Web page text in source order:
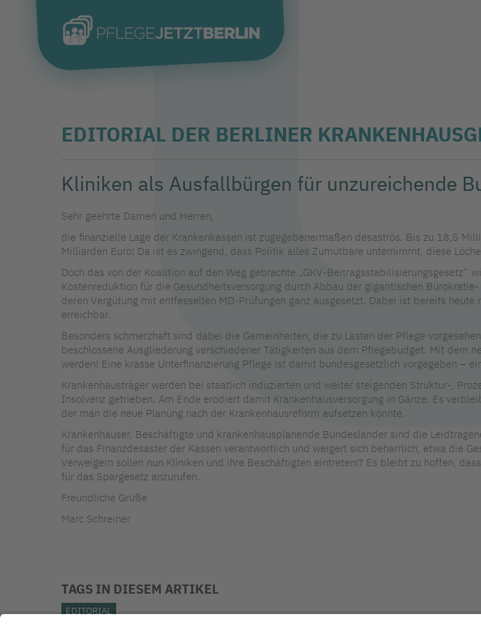
EDITORIAL DER BERLINER
Kliniken als Ausfallbürgen für unzureichende
Sehr geehrte Damen und Herren,
die finanzielle Lage der Krankenkassen ist zugegebenermaßen desaströs. Bis zu 18,5
Milliarden Euro! Da ist es zwingend, dass Politik alles Zumutbare unternimmt, diese
Doch das von der Koalition auf den Weg gebrachte „GKV-
Kostenreduktion für die Gesundheitsversorgung durch Abbau der gigantischen
deren Vergütung mit entfesselten MD-Prüfungen ganz ausgesetzt. Dabei ist bereits
erreichbar.
Besonders schmerzhaft sind dabei die Gemeinheiten, die zu Lasten der Pflege
beschlossene Ausgliederung verschiedener Tätigkeiten aus dem Pflegebudget. Mit dem
werden! Eine krasse Unterfinanzierung Pflege ist damit bundesgesetzlich vorgegeben –
Krankenhausträger werden bei staatlich induzierten und weiter steigenden Struktur-,
Insolvenz getrieben. Am Ende erodiert damit Krankenhausversorgung in Gänze. Es
der man die neue Planung nach der Krankenhausreform aufsetzen könnte.
Krankenhäuser, Beschäftigte und krankenhausplanende Bundesländer sind die
für das Finanzdesaster der Kassen verantwortlich und weigert sich beharrlich, etwa die
Verweigern sollen nun Kliniken und ihre Beschäftigten eintreten!? Es bleibt zu hoffen,
für das Spargesetz anzurufen.
Freundliche Grüße
Marc Schreiner
TAGS IN DIESEM ARTIKEL
EDITORIAL